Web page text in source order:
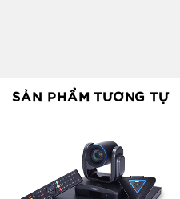
SẢN PHẨM TƯƠNG TỰ